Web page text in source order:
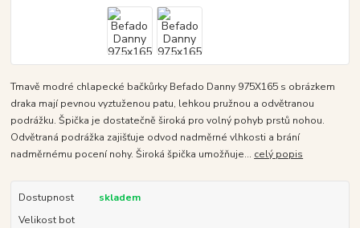
Tmavě modré chlapecké bačkůrky Befado Danny 975X165 s obrázkem
draka mají pevnou vyztuženou patu, lehkou pružnou a odvětranou
podrážku. Špička je dostatečně široká pro volný pohyb prstů nohou.
Odvětraná podrážka zajišťuje odvod nadměrné vlhkosti a brání
nadměrnému pocení nohy. Široká špička umožňuje... celý popis
Dostupnost
skladem
Velikost bot